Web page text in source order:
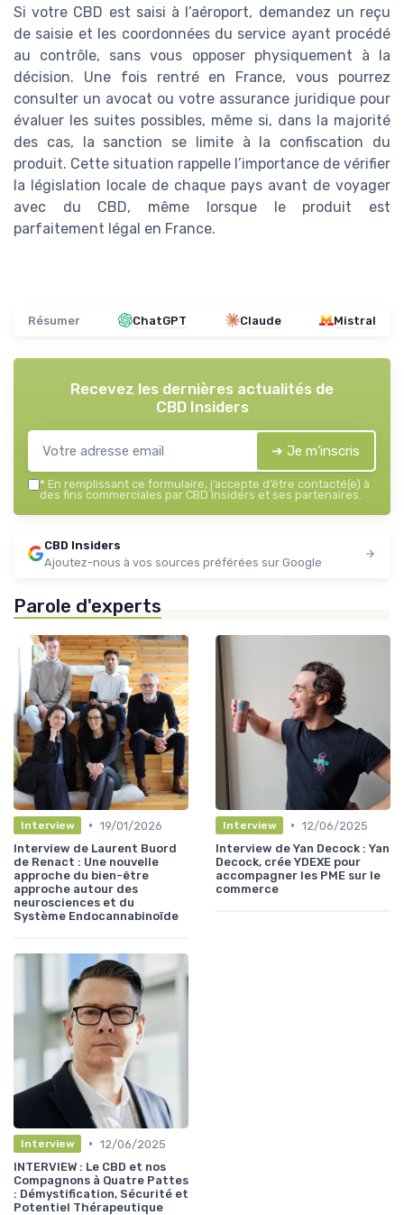
Si votre CBD est saisi à l’aéroport, demandez un reçu
de saisie et les coordonnées du service ayant procédé
au contrôle, sans vous opposer physiquement à la
décision. Une fois rentré en France, vous pourrez
consulter un avocat ou votre assurance juridique pour
évaluer les suites possibles, même si, dans la majorité
des cas, la sanction se limite à la confiscation du
produit. Cette situation rappelle l’importance de vérifier
la législation locale de chaque pays avant de voyager
avec du CBD, même lorsque le produit est
parfaitement légal en France.
Résumer ChatGPT Claude Mistral
Recevez les dernières actualités de
CBD Insiders
➔ Je m'inscris
* En remplissant ce formulaire, j’accepte d’être contacté(e) à
des fins commerciales par CBD Insiders et ses partenaires.
CBD Insiders
Ajoutez-nous à vos sources préférées sur Google
Parole d'experts
Interview • 19/01/2026
Interview de Laurent Buord
de Renact : Une nouvelle
approche du bien-être
approche autour des
neurosciences et du
Système Endocannabinoïde
Interview • 12/06/2025
Interview de Yan Decock : Yan
Decock, crée YDEXE pour
accompagner les PME sur le
commerce
Interview • 12/06/2025
INTERVIEW : Le CBD et nos
Compagnons à Quatre Pattes
: Démystification, Sécurité et
Potentiel Thérapeutique